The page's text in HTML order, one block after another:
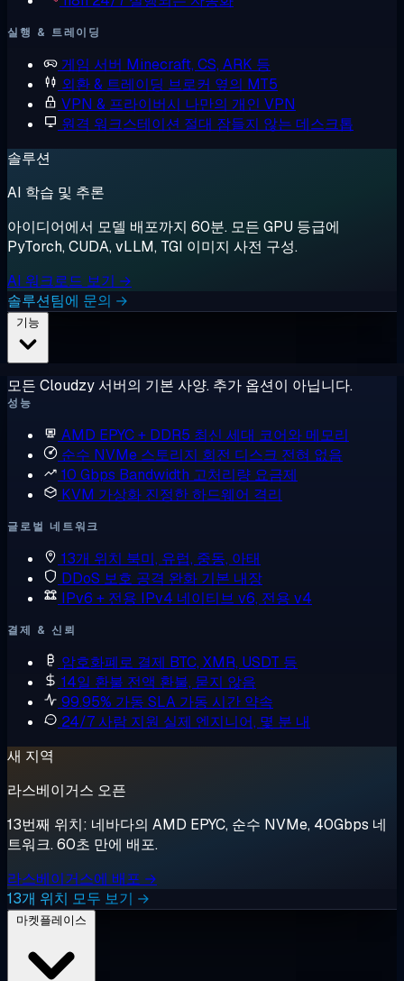
실행 & 트레이딩
게임 서버 Minecraft, CS, ARK 등
외환 & 트레이딩 브로커 옆의 MT5
VPN & 프라이버시 나만의 개인 VPN
원격 워크스테이션 절대 잠들지 않는 데스크톱
솔루션
AI 학습 및 추론
아이디어에서 모델 배포까지 60분. 모든 GPU 등급에
PyTorch, CUDA, vLLM, TGI 이미지 사전 구성.
AI 워크로드 보기 →
솔루션팀에 문의 →
모든 Cloudzy 서버의 기본 사양. 추가 옵션이 아닙니다.
성능
AMD EPYC + DDR5 최신 세대 코어와 메모리
순수 NVMe 스토리지 회전 디스크 전혀 없음
10 Gbps Bandwidth 고처리량 요금제
KVM 가상화 진정한 하드웨어 격리
글로벌 네트워크
13개 위치 북미, 유럽, 중동, 아태
DDoS 보호 공격 완화 기본 내장
IPv6 + 전용 IPv4 네이티브 v6, 전용 v4
결제 & 신뢰
암호화폐로 결제 BTC, XMR, USDT 등
14일 환불 전액 환불, 묻지 않음
99.95% 가동 SLA 가동 시간 약속
24/7 사람 지원 실제 엔지니어, 몇 분 내
새 지역
라스베이거스 오픈
13번째 위치: 네바다의 AMD EPYC, 순수 NVMe, 40Gbps 네
트워크. 60초 만에 배포.
라스베이거스에 배포 →
13개 위치 모두 보기 →